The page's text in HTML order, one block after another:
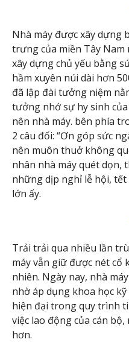
Nhà máy được xây dựng
trưng của miền Tây
xây dựng chủ yếu bằng
hầm xuyên núi dài hơn
đã lập đài tưởng niệm
tưởng nhớ sự hy sinh
nên nhà máy. bên phía
2 câu đối: “Ơn góp sức
nên muôn thuở không
nhân nhà máy quét dọn,
những dịp nghỉ lễ hội,
lớn ấy.
Trải trải qua nhiều lần
máy vẫn giữ được nét cổ
nhiên. Ngày nay, nhà
nhờ áp dụng khoa học
hiện đại trong quy trình
việc lao động của cán
hơn.